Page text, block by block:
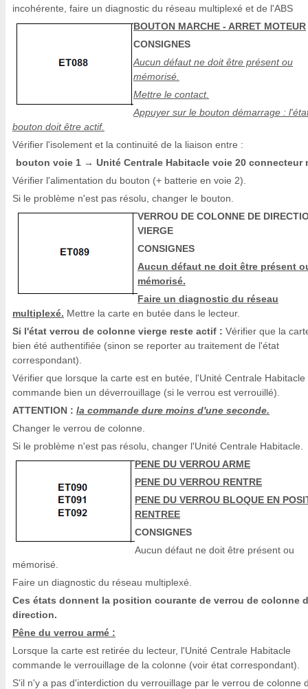
incohérente, faire un diagnostic du réseau multiplexé et de l'ABS
BOUTON MARCHE - ARRET MOTEUR
CONSIGNES
Aucun défaut ne doit être présent ou
mémorisé.
Mettre le contact.
Appuyer sur le bouton démarrage :
bouton doit être actif.
Vérifier l'isolement et la continuité de la liaison entre :
bouton voie 1 → Unité Centrale Habitacle voie 20 connecteur
Vérifier l'alimentation du bouton (+ batterie en voie 2).
Si le problème n'est pas résolu, changer le bouton.
VERROU DE COLONNE DE
VIERGE
CONSIGNES
Aucun défaut ne doit être présent
mémorisé.
Faire un diagnostic du réseau
multiplexé. Mettre la carte en butée dans le lecteur.
Si l'état verrou de colonne vierge reste actif : Vérifier que la
bien été authentifiée (sinon se reporter au traitement de l'état
correspondant).
Vérifier que lorsque la carte est en butée, l'Unité Centrale Habitacle
commande bien un déverrouillage (si le verrou est verrouillé).
ATTENTION : la commande dure moins d'une seconde.
Changer le verrou de colonne.
Si le problème n'est pas résolu, changer l'Unité Centrale Habitacle.
PENE DU VERROU ARME
PENE DU VERROU RENTRE
PENE DU VERROU BLOQUE EN
RENTREE
CONSIGNES
Aucun défaut ne doit être présent ou
mémorisé.
Faire un diagnostic du réseau multiplexé.
Ces états donnent la position courante de verrou de colonne
direction.
Pêne du verrou armé :
Lorsque la carte est retirée du lecteur, l'Unité Centrale Habitacle
commande le verrouillage de la colonne (voir état correspondant).
S'il n'y a pas d'interdiction du verrouillage par le verrou de colonne